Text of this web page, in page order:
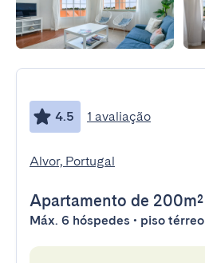
4.5 1 avaliação
Alvor, Portugal
Apartamento de 200m²
Máx. 6 hóspedes • piso térreo